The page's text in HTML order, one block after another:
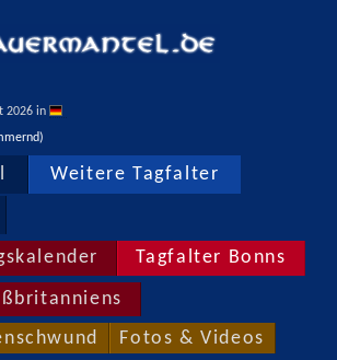
2026 in
Weitere Tagfalter
Tagfalter Bonns
Fotos & Videos